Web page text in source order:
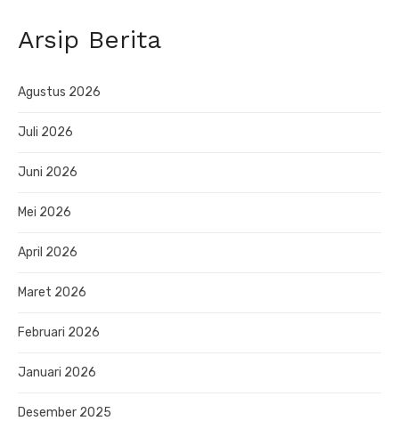
Arsip Berita
Agustus 2026
Juli 2026
Juni 2026
Mei 2026
April 2026
Maret 2026
Februari 2026
Januari 2026
Desember 2025